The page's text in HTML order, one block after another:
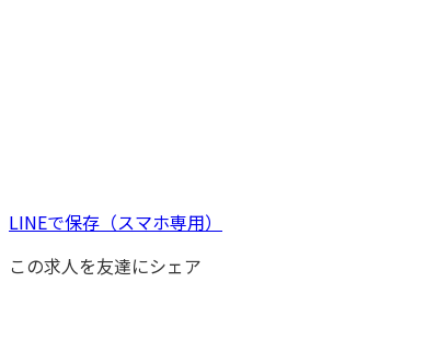
LINEで保存 （スマホ専用）
この求人を友達にシェア